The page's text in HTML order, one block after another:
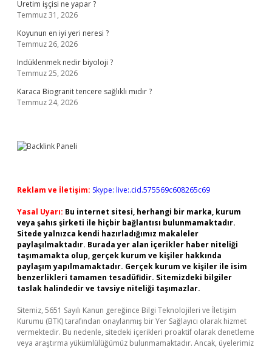
Üretim işçisi ne yapar ?
Temmuz 31, 2026
Koyunun en iyi yeri neresi ?
Temmuz 26, 2026
Indüklenmek nedir biyoloji ?
Temmuz 25, 2026
Karaca Biogranit tencere sağlıklı mıdır ?
Temmuz 24, 2026
Reklam ve İletişim: Skype: live:.cid.575569c608265c69
Yasal Uyarı: Bu internet sitesi, herhangi bir marka, kurum
veya şahıs şirketi ile hiçbir bağlantısı bulunmamaktadır.
Sitede yalnızca kendi hazırladığımız makaleler
paylaşılmaktadır. Burada yer alan içerikler haber niteliği
taşımamakta olup, gerçek kurum ve kişiler hakkında
paylaşım yapılmamaktadır. Gerçek kurum ve kişiler ile isim
benzerlikleri tamamen tesadüfidir. Sitemizdeki bilgiler
taslak halindedir ve tavsiye niteliği taşımazlar.
Sitemiz, 5651 Sayılı Kanun gereğince Bilgi Teknolojileri ve İletişim
Kurumu (BTK) tarafından onaylanmış bir Yer Sağlayıcı olarak hizmet
vermektedir. Bu nedenle, sitedeki içerikleri proaktif olarak denetleme
veya araştırma yükümlülüğümüz bulunmamaktadır. Ancak, üyelerimiz